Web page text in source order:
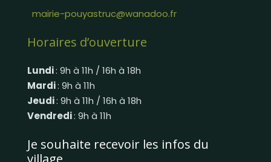
mairie-pouyastruc@wanadoo.fr
Horaires d’ouverture
Lundi: 9h à 11h / 16h à 18h
Mardi: 9h à 11h
Jeudi: 9h à 11h / 16h à 18h
Vendredi: 9h à 11h
Je souhaite recevoir les infos du
village